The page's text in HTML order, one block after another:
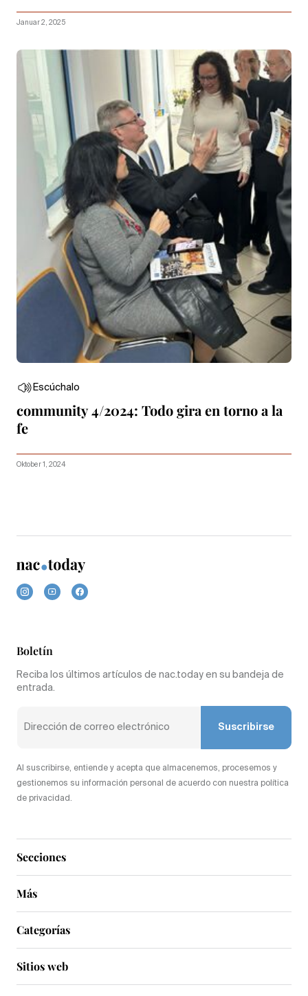
Januar 2, 2025
Escúchalo
community 4/2024: Todo gira en torno a la
fe
Oktober 1, 2024
Secciones
Más
Boletín
Reciba los últimos artículos de nac.today en su bandeja de
entrada.
Suscribirse
Al suscribirse, entiende y acepta que almacenemos, procesemos y
gestionemos su información personal de acuerdo con nuestra política
de privacidad.
Categorías
Sitios web